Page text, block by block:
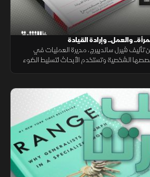
والعمل.. وإرادة القيادة
شيرل ساندبيرج، مديرة العمليات في
الشخصية وتستخدم الأبحاث لتسليط الضوء